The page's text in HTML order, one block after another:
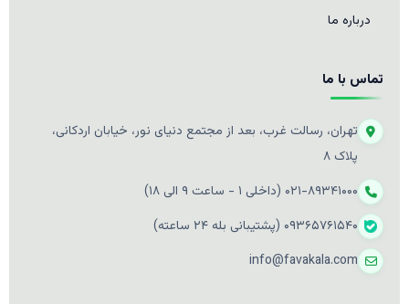
درباره ما
تماس با ما
تهران، رسالت غرب، بعد از مجتمع دنیای نور، خیابان اردکانی،
پلاک ۸
۰۲۱-۸۹۳۴۱۰۰۰ (داخلی ۱ - ساعت ۹ الی ۱۸)
۰۹۳۶۵۷۶۱۵۴۰ (پشتیبانی بله ۲۴ ساعته)
info@favakala.com